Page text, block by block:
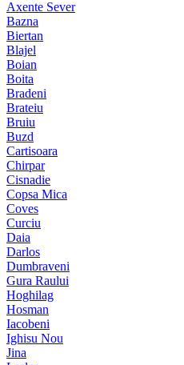
Axente Sever
Bazna
Biertan
Blajel
Boian
Boita
Bradeni
Brateiu
Bruiu
Buzd
Cartisoara
Chirpar
Cisnadie
Copsa Mica
Coves
Curciu
Daia
Darlos
Dumbraveni
Gura Raului
Hoghilag
Hosman
Iacobeni
Ighisu Nou
Jina